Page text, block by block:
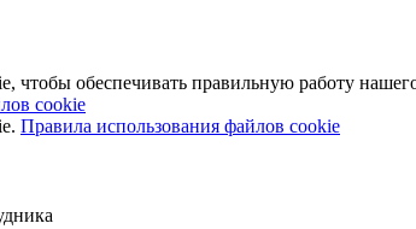
обеспечивать правильную работу
cookie
Правила использования файлов cookie